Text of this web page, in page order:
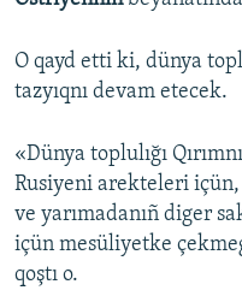
O qayd etti ki, dünya
tazyıqnı devam etecek.
«Dünya toplulığı
Rusiyeni arekteleri içün,
ve yarımadanıñ diger
içün mesüliyetke
qoştı o.